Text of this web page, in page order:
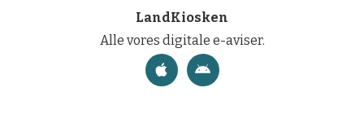
LandKiosken
Alle vores digitale e-aviser.